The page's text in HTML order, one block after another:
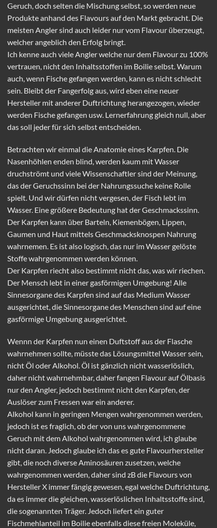
Geruch, doch selten die Mischung selbst, so werden neue
Produkte anhand des Flavours auf den Markt gebracht. Die
meisten Angler sind auch leider nur vom Flavour überzeugt,
welcher angeblich den Erfolg bringt.
Ich kenne auch viele Angler welche nur dem Flavour zu 100%
vertrauen, nicht den Inhaltsstoffen im Boilie selbst. Warum
auch, wenn Fische gefangen werden, kann es nicht schlecht
sein. Bleibt der Fangerfolg aus, wird eben eine neuer
Hersteller mit anderer Duftrichtung herangezogen, wieder
werden Fische gefangen usw. Lernerfahrung gleich null, aber
das soll jeder für sich selbst entscheiden.
Betrachten wir einmal die Anatomie eines Karpfen. Die
Nasenhöhlen enden blind, werden kaum mit Wasser
druchströmt und viele Wissenschaftler sind der Meinung,
das der Geruchssinn bei der Nahrungssuche keine Rolle
spielt. Und wir dürfen nicht vergesen, der Fisch lebt im
Wasser. Eine größere Bedeutung hat der Geschmackssinn.
Der Karpfen kann über Barteln, Kiemenbögen, Lippen,
Gaumen und Haut mittels Geschmacksknospen Nahrung
wahrnemen. Es ist also logisch, das nur im Wasser gelöste
Stoffe wahrgenommen werden können.
Der Karpfen riecht also bestimmt nicht das, was wir riechen.
Der Mensch lebt in einer gasförmigen Umgebung! Alle
Sinnesorgane des Karpfen sind auf das Medium Wasser
ausgerichtet, die Sinnesorgane des Menschen sind auf eine
gasförmige Umgebung ausgerichtet.
Wennn der Karpfen nun einen Duftstoff aus der Flasche
wahrnehmen sollte, müsste das Lösungsmittel Wasser sein,
nicht Öl oder Alkohol. Öl ist gänzlich nicht wasserlöslich,
daher nicht wahrnehmbar, daher fangen Flavour auf Ölbasis
nur den Angler, jedoch bestimmt nicht den Karpfen, der
Auslöser zum Fressen war ein anderer.
Alkohol kann in geringen Mengen wahrgenommen werden,
jedoch ist es fraglich, ob der von uns wahrgenommene
Geruch mit dem Alkohol wahrgenommen wird, ich glaube
nicht daran. Jedoch glaube ich das es gute Flavourhersteller
gibt, die noch diverse Aminosäuren zusetzen, welche
wahrgenommen werden, daher sind zB die Flavours von
Hersteller X immer fängig gewesen, egal welche Duftrichtung,
da es immer die gleichen, wasserlöslichen Inhaltsstoffe sind,
die sogenannten Träger. Jedoch liefert ein guter
Fischmehlanteil im Boilie ebenfalls diese freien Moleküle,